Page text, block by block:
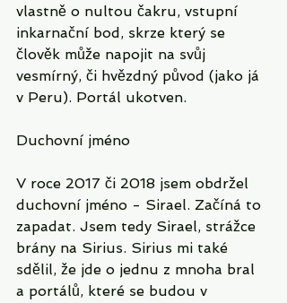
vlastně o nultou čakru, vstupní
inkarnační bod, skrze který se
člověk může napojit na svůj
vesmírný, či hvězdný původ (jako já
v Peru). Portál ukotven.
Duchovní jméno
V roce 2017 či 2018 jsem obdržel
duchovní jméno - Sirael. Začíná to
zapadat. Jsem tedy Sirael, strážce
brány na Sirius. Sirius mi také
sdělil, že jde o jednu z mnoha bral
a portálů, které se budou v